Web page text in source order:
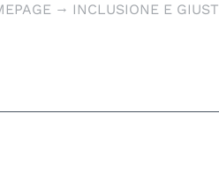
INCLUSIONE E